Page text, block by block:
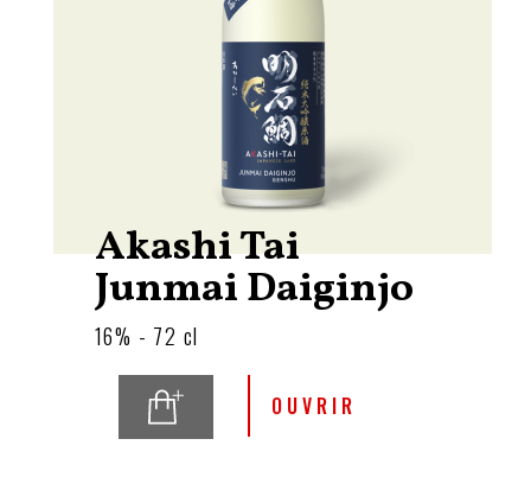
Akashi Tai
Junmai Daiginjo
16% - 72 cl
OUVRIR